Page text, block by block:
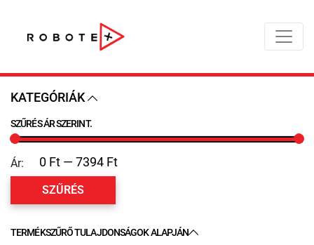
KATEGÓRIÁK
SZŰRÉS ÁR SZERINT.
Ár:
SZŰRÉS
TERMÉKSZŰRŐ TULAJDONSÁGOK ALAPJÁN